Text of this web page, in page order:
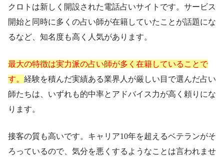
クロトは新しく開設された電話占いサイトです。サービス
開始と同時に多くの占い師が在籍していたことが話題にな
るなど、知名度も高く人気があります。
最大の特徴は実力派の占い師が多く在籍していることで
す。 経験を積んだ実績ある業界人が厳しい目で選んだ占い
師たちは、いずれも的中率とアドバイス力が高く頼りにな
ります。
接客の質も高いです。キャリア10年を超えるベテランがそ
ろっているので、気分を悪くするようなことは言われませ